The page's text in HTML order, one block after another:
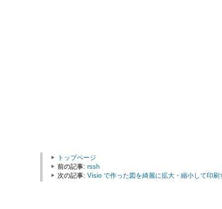
トップページ
前の記事: rssh
次の記事: Visio で作った図を綺麗に拡大・縮小して印刷